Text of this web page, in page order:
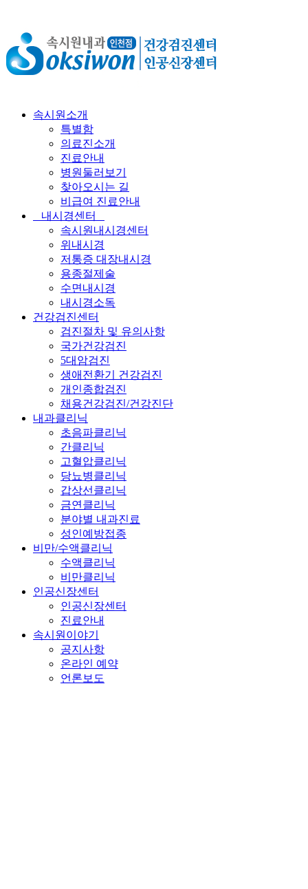
속시원소개
특별함
의료진소개
진료안내
병원둘러보기
찾아오시는 길
비급여 진료안내
내시경센터
속시원내시경센터
위내시경
저통증 대장내시경
용종절제술
수면내시경
내시경소독
건강검진센터
검진절차 및 유의사항
국가건강검진
5대암검진
생애전환기 건강검진
개인종합검진
채용건강검진/건강진단
내과클리닉
초음파클리닉
간클리닉
고혈압클리닉
당뇨병클리닉
갑상선클리닉
금연클리닉
분야별 내과진료
성인예방접종
비만/수액클리닉
수액클리닉
비만클리닉
인공신장센터
인공신장센터
진료안내
속시원이야기
공지사항
온라인 예약
언론보도